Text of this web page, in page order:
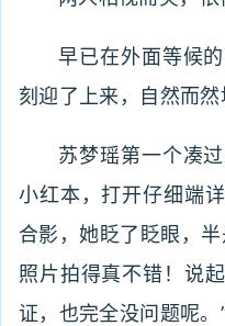
早已在外面等候
刻迎了上来，自然而然
苏梦瑶第一个凑
小红本，打开仔细端
合影，她眨了眨眼，
照片拍得真不错！说
证，也完全没问题呢。